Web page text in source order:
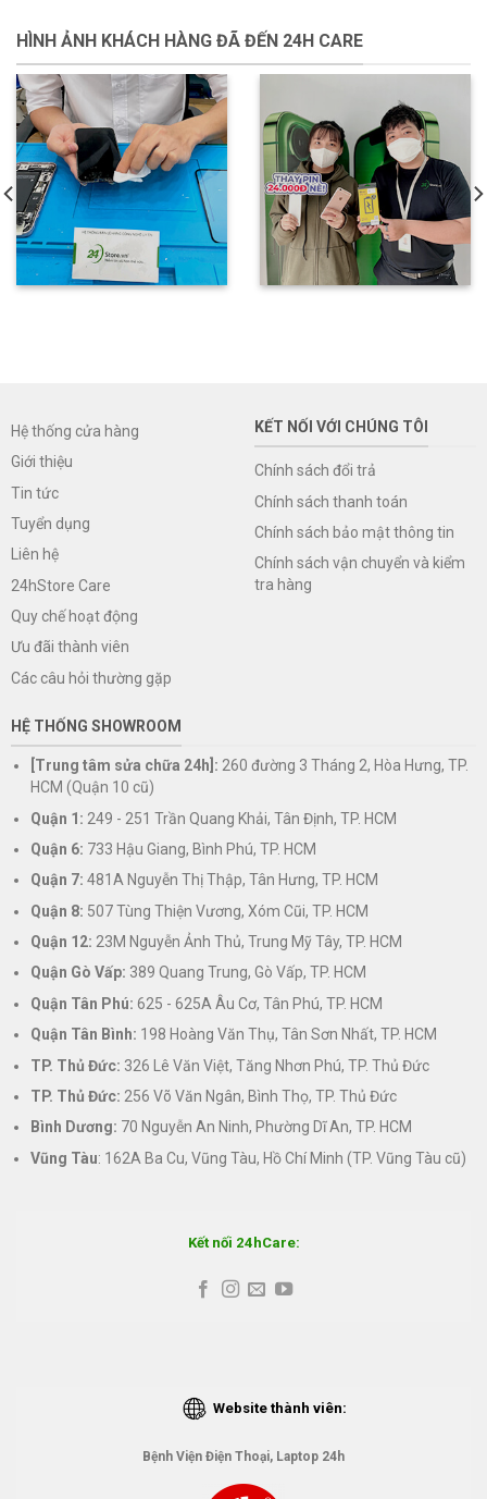
HÌNH ẢNH KHÁCH HÀNG ĐÃ ĐẾN 24H CARE
Hệ thống cửa hàng
Giới thiệu
Tin tức
Tuyển dụng
Liên hệ
24hStore Care
Quy chế hoạt động
Ưu đãi thành viên
Các câu hỏi thường gặp
KẾT NỐI VỚI CHÚNG TÔI
Chính sách đổi trả
Chính sách thanh toán
Chính sách bảo mật thông tin
Chính sách vận chuyển và kiểm
tra hàng
HỆ THỐNG SHOWROOM
[Trung tâm sửa chữa 24h]: 260 đường 3 Tháng 2, Hòa Hưng, TP.
HCM (Quận 10 cũ)
Quận 1: 249 - 251 Trần Quang Khải, Tân Định, TP. HCM
Quận 6: 733 Hậu Giang, Bình Phú, TP. HCM
Quận 7: 481A Nguyễn Thị Thập, Tân Hưng, TP. HCM
Quận 8: 507 Tùng Thiện Vương, Xóm Cũi, TP. HCM
Quận 12: 23M Nguyễn Ảnh Thủ, Trung Mỹ Tây, TP. HCM
Quận Gò Vấp: 389 Quang Trung, Gò Vấp, TP. HCM
Quận Tân Phú: 625 - 625A Âu Cơ, Tân Phú, TP. HCM
Quận Tân Bình: 198 Hoàng Văn Thụ, Tân Sơn Nhất, TP. HCM
TP. Thủ Đức: 326 Lê Văn Việt, Tăng Nhơn Phú, TP. Thủ Đức
TP. Thủ Đức: 256 Võ Văn Ngân, Bình Thọ, TP. Thủ Đức
Bình Dương: 70 Nguyễn An Ninh, Phường Dĩ An, TP. HCM
Vũng Tàu: 162A Ba Cu, Vũng Tàu, Hồ Chí Minh (TP. Vũng Tàu cũ)
Kết nối 24hCare:
Website thành viên:
Bệnh Viện Điện Thoại, Laptop 24h